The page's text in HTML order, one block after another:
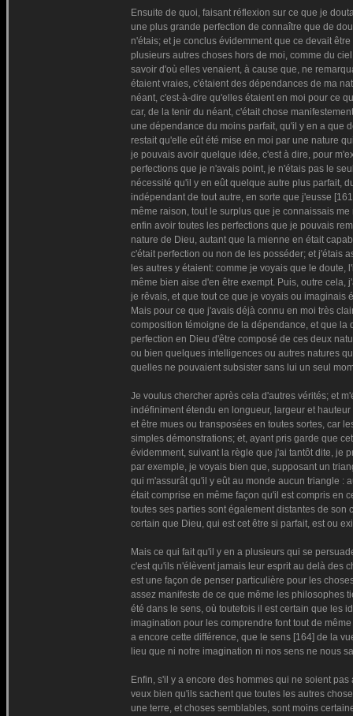
Ensuite de quoi, faisant réflexion sur ce que je
une plus grande perfection de connaître que de
n'étais; et je conclus évidemment que ce devait
plusieurs autres choses hors de moi, comme du
savoir d'où elles venaient, à cause que, ne
étaient vraies, c'étaient des dépendances de ma
néant, c'est-à-dire qu'elles étaient en moi pour ce
car, de la tenir du néant, c'était chose
une dépendance du moins parfait, qu'il y en a que
restait qu'elle eût été mise en moi par une nature
je pouvais avoir quelque idée, c'est à dire, pour
perfections que je n'avais point, je n'étais pas le
nécessité qu'il y en eût quelque autre plus parfait,
indépendant de tout autre, en sorte que j'eusse
même raison, tout le surplus que je connaissais
enfin avoir toutes les perfections que je pouvais
nature de Dieu, autant que la mienne en était
c'était perfection ou non de les posséder; et j'étais
les autres y étaient: comme je voyais que le
même bien aise d'en être exempt. Puis, outre
je rêvais, et que tout ce que je voyais ou imaginais
Mais pour ce que j'avais déjà connu en moi très
composition témoigne de la dépendance, et que
perfection en Dieu d'être composé de ces deux
ou bien quelques intelligences ou autres natures
quelles ne pouvaient subsister sans lui un seul
Je voulus chercher après cela d'autres vérités; et
indéfiniment étendu en longueur, largeur et
et être mues ou transposées en toutes sortes, car
simples démonstrations; et, ayant pris garde que
évidemment, suivant la règle que j'ai tantôt dite, je
par exemple, je voyais bien que, supposant un
qui m'assurât qu'il y eût au monde aucun triangle :
était comprise en même façon qu'il est compris en
toutes ses parties sont également distantes de
certain que Dieu, qui est cet être si parfait, est ou
Mais ce qui fait qu'il y en a plusieurs qui se
c'est qu'ils n'élèvent jamais leur esprit au delà des
est une façon de penser particulière pour les
assez manifeste de ce que même les philosophes
été dans le sens, où toutefois il est certain que les
imagination pour les comprendre font tout de
a encore cette différence, que le sens [164] de la
lieu que ni notre imagination ni nos sens ne nous
Enfin, s'il y a encore des hommes qui ne soient
veux bien qu'ils sachent que toutes les autres
une terre, et choses semblables, sont moins